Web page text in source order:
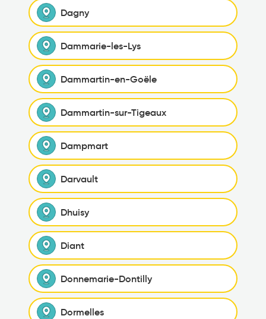
Dagny
Dammarie-les-Lys
Dammartin-en-Goële
Dammartin-sur-Tigeaux
Dampmart
Darvault
Dhuisy
Diant
Donnemarie-Dontilly
Dormelles